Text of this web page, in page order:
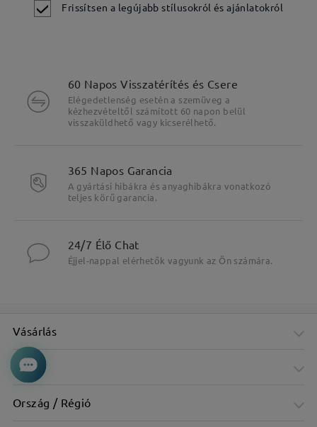
Frissítsen a legújabb stílusokról és ajánlatokról
60 Napos Visszatérítés és Csere
Elégedetlenség esetén a szemüveg a
kézhezvételtől számított 60 napon belül
visszaküldhető vagy kicserélhető.
365 Napos Garancia
A gyártási hibákra és anyaghibákra vonatkozó
teljes körű garancia.
24/7 Élő Chat
Éjjel-nappal elérhetők vagyunk az Ön számára.
Vásárlás
Cég
Ország / Régió